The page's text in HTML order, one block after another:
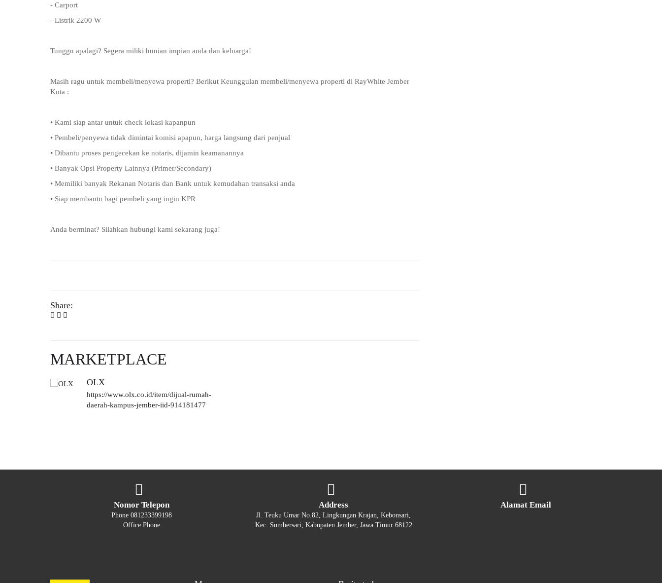
- Carport
- Listrik 2200 W
Tunggu apalagi? Segera miliki hunian impian anda dan keluarga!
Masih ragu untuk membeli/menyewa properti? Berikut Keunggulan membeli/menyewa properti di RayWhite Jember
Kota :
• Kami siap antar untuk check lokasi kapanpun
• Pembeli/penyewa tidak dimintai komisi apapun, harga langsung dari penjual
• Dibantu proses pengecekan ke notaris, dijamin keamanannya
• Banyak Opsi Property Lainnya (Primer/Secondary)
• Memiliki banyak Rekanan Notaris dan Bank untuk kemudahan transaksi anda
• Siap membantu bagi pembeli yang ingin KPR
Anda berminat? Silahkan hubungi kami sekarang juga!
Share:
MARKETPLACE
OLX
https://www.olx.co.id/item/dijual-rumah-
daerah-kampus-jember-iid-914181477
Nomor Telepon
Phone 081233399198
Office Phone
Address
Jl. Teuku Umar No.82, Lingkungan Krajan, Kebonsari,
Kec. Sumbersari, Kabupaten Jember, Jawa Timur 68122
Alamat Email